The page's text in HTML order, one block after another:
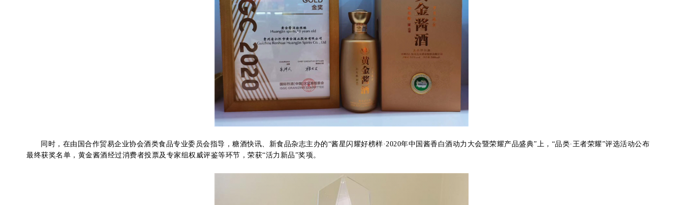
同时，在由国合作贸易企业协会酒类食品专业委员会指导，糖酒快讯、新食品杂志主办的“酱星闪耀好榜样·2020年中国酱香白酒动力大会暨荣耀产品盛典”上，“品类·王者荣耀”评选活动公布
最终获奖名单，黄金酱酒经过消费者投票及专家组权威评鉴等环节，荣获“活力新品”奖项。